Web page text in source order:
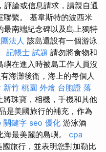
論或信息請求，請親自通
聯繫。 基韋斯特的波西米
最南端紀念碑以及島上獨特
法人 該島還設有一個游泳
記帳士 試題 請勿將食物和
在進入時被島工作人員沒
海灘後衛，海上的每個人
新竹 桃園 外燴 台胞證 落
將珠寶，相機，手機和其他
是美國旅行的補充，作為
關鍵字 seo 優化 游泳酒
最美麗的島嶼。 cpa
國旅行，並表明您對加勒比